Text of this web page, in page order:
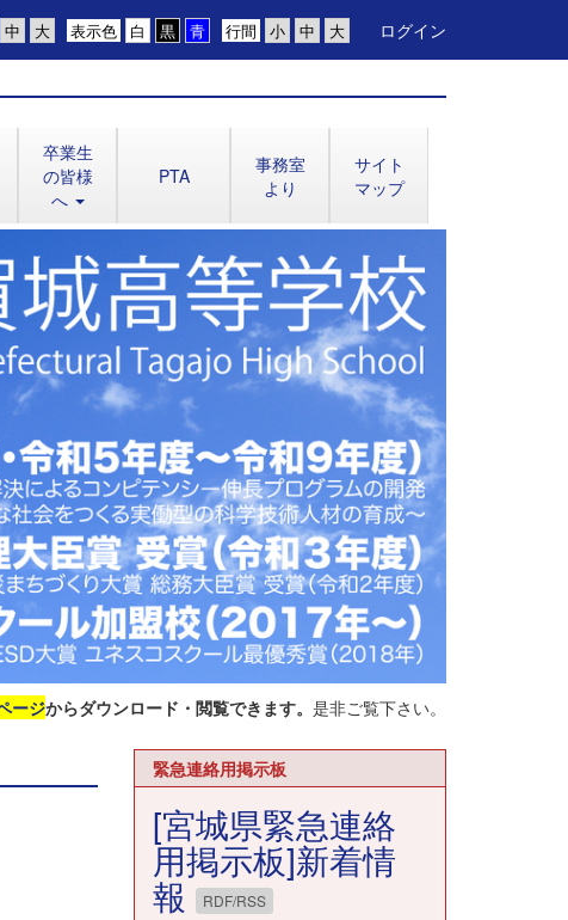
行間
表示色
ログイン
卒業生
の皆様
へ
PTA
事務室
より
サイト
マップ
ージからダウンロード・閲覧できます。 是非ご覧下さい。
緊急連絡用掲示板
[宮城県緊急連絡
用掲示板]新着情
報 RDF/RSS